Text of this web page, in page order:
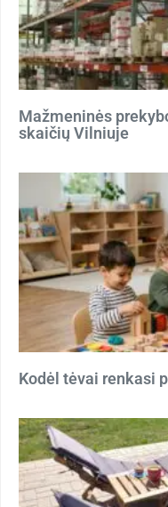
Mažmeninės
skaičių Vilniuje
Kodėl tėvai renkasi